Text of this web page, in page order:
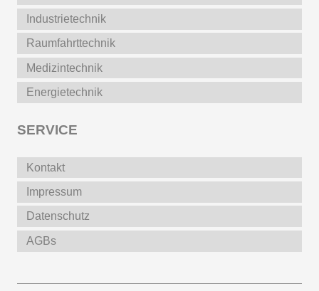
Industrietechnik
Raumfahrttechnik
Medizintechnik
Energietechnik
SERVICE
Kontakt
Impressum
Datenschutz
AGBs